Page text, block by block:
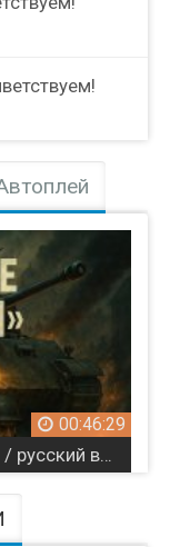
00:46:29
Укрощение «Пантеры» (2025) / русский военный сериал